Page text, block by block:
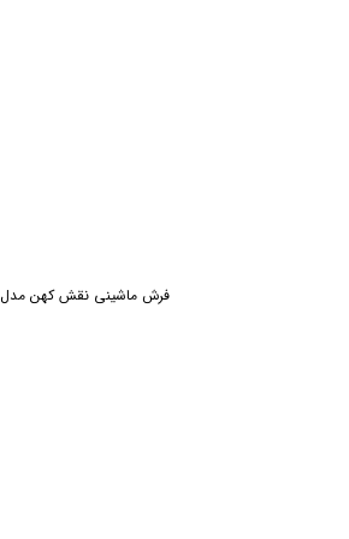
فرش ماشینی نقش کهن مدل 33107